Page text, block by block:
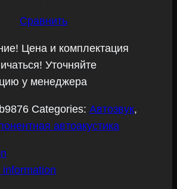
Сравнить
Цена и комплектация
Уточняйте
у менеджера
Categories: Автозвук,
автоакустика